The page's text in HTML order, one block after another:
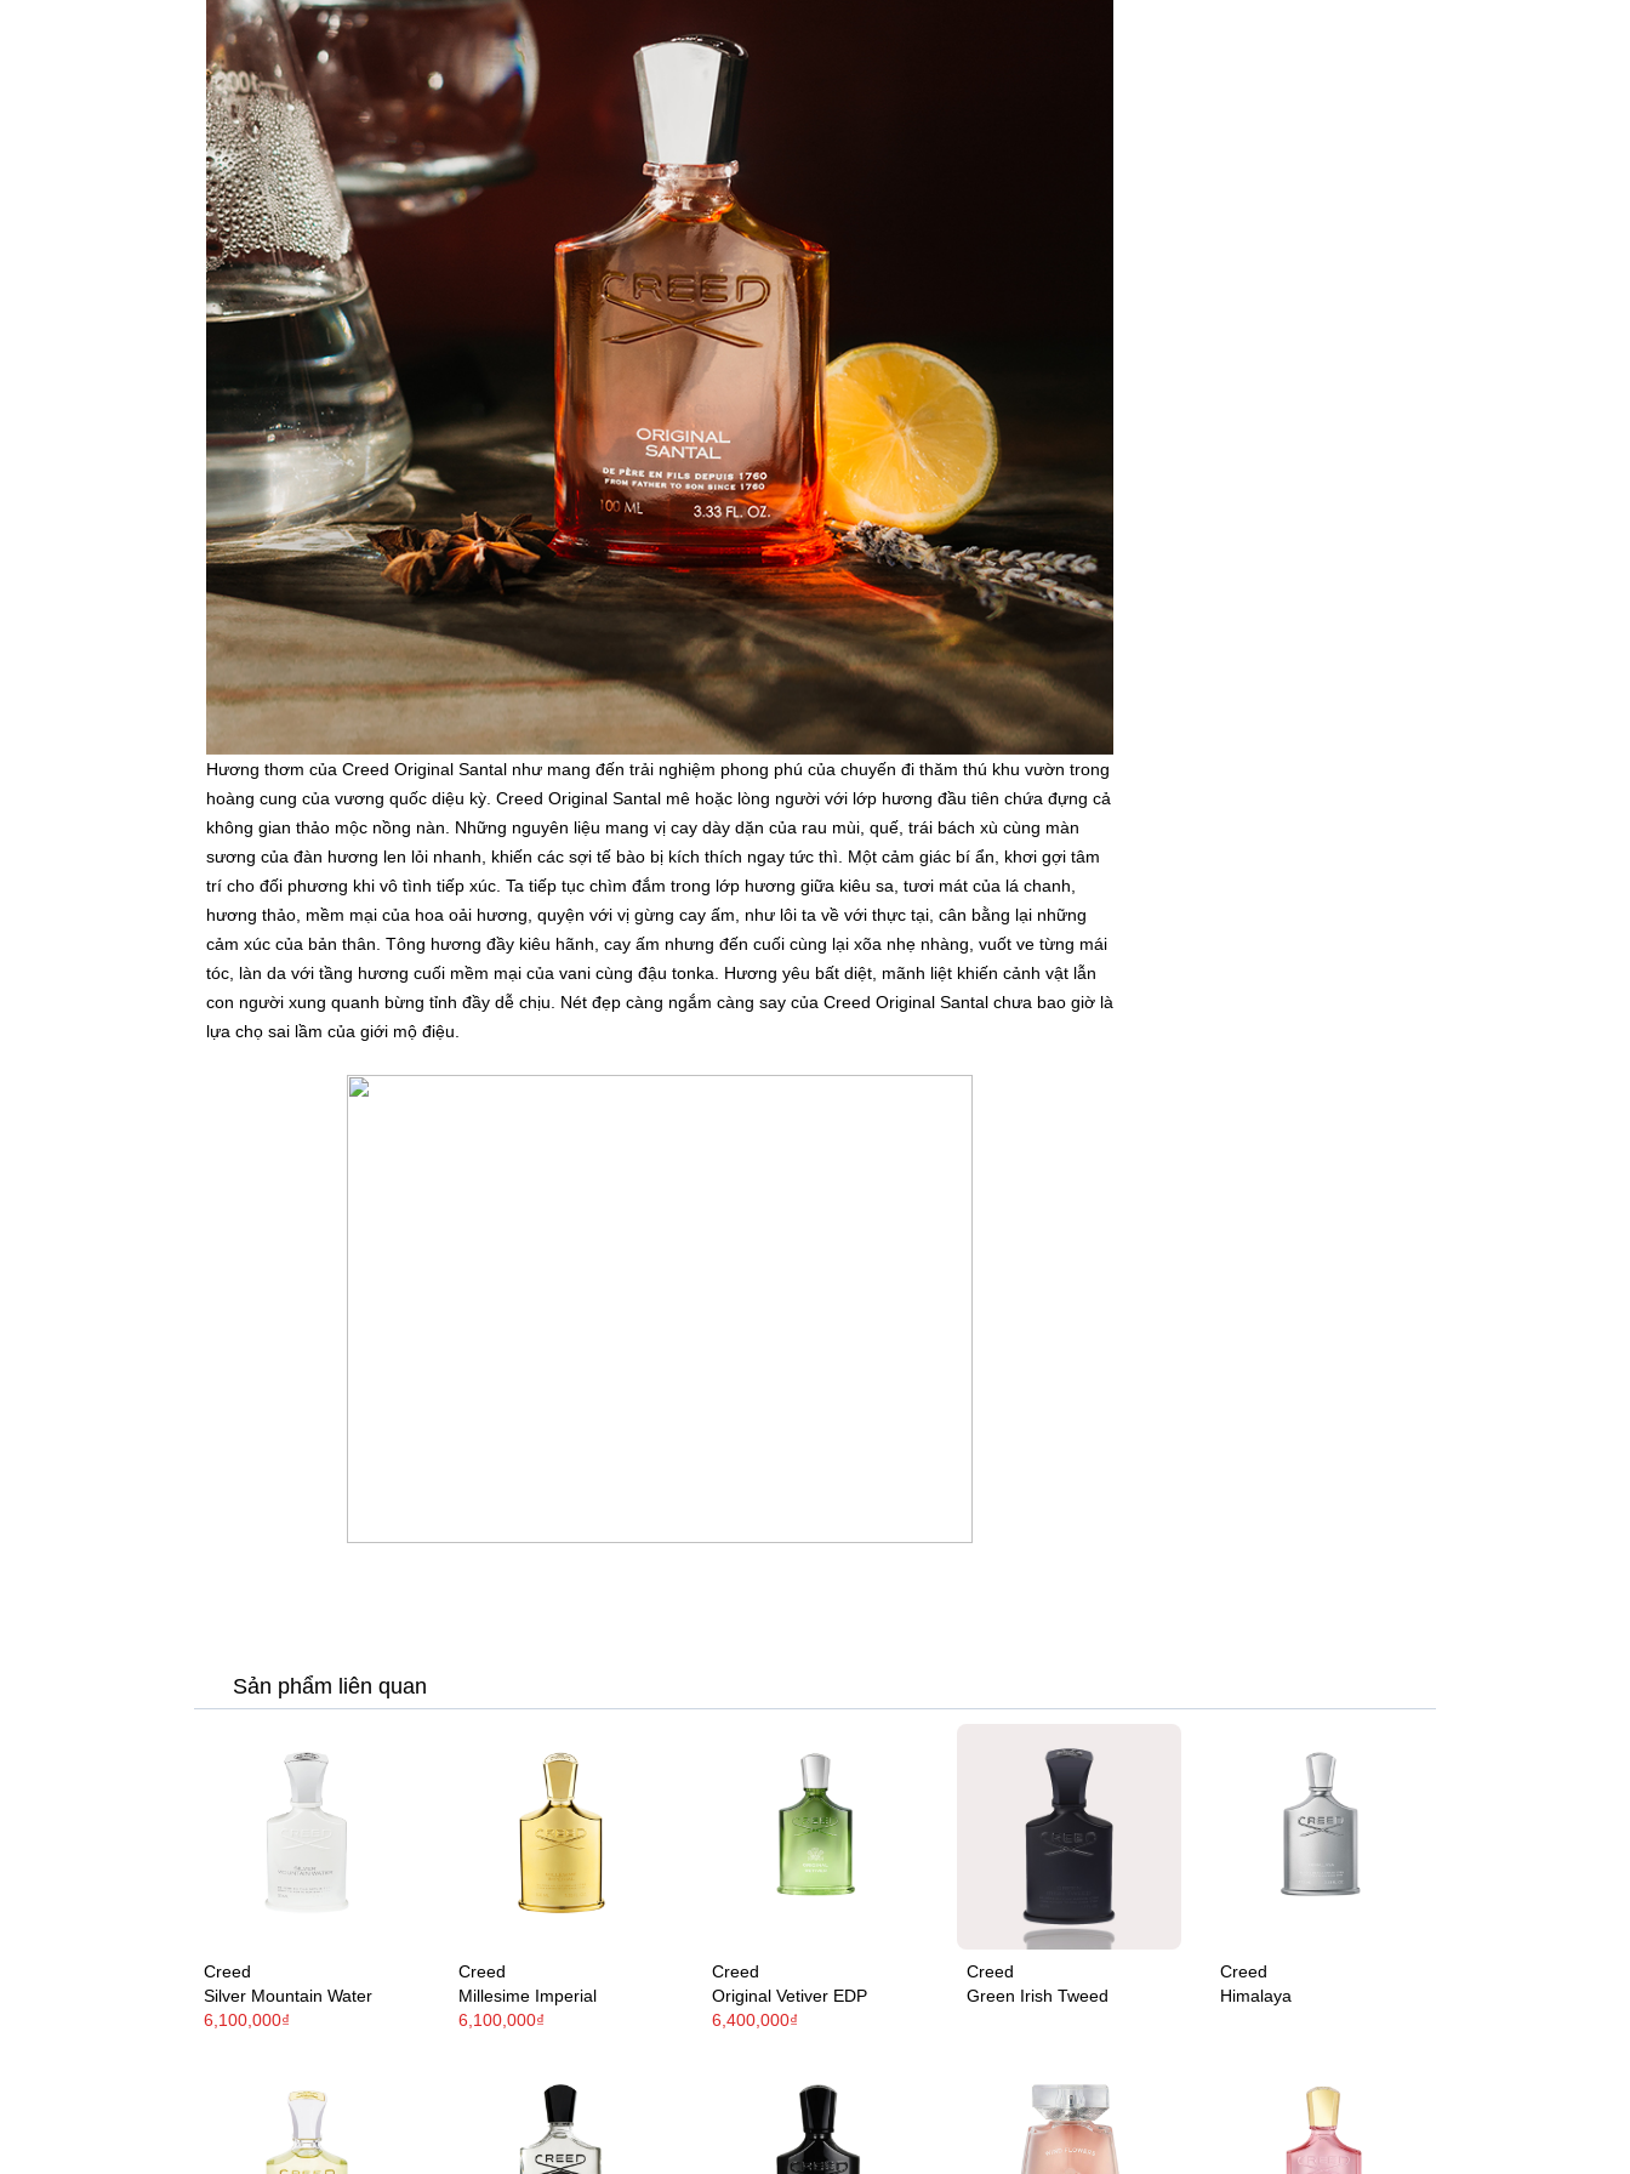
Hương thơm của Creed Original Santal như mang đến trải nghiệm phong phú của chuyến đi thăm thú khu vườn trong
hoàng cung của vương quốc diệu kỳ. Creed Original Santal mê hoặc lòng người với lớp hương đầu tiên chứa đựng cả
không gian thảo mộc nồng nàn. Những nguyên liệu mang vị cay dày dặn của rau mùi, quế, trái bách xù cùng màn
sương của đàn hương len lỏi nhanh, khiến các sợi tế bào bị kích thích ngay tức thì. Một cảm giác bí ẩn, khơi gợi tâm
trí cho đối phương khi vô tình tiếp xúc. Ta tiếp tục chìm đắm trong lớp hương giữa kiêu sa, tươi mát của lá chanh,
hương thảo, mềm mại của hoa oải hương, quyện với vị gừng cay ấm, như lôi ta về với thực tại, cân bằng lại những
cảm xúc của bản thân. Tông hương đầy kiêu hãnh, cay ấm nhưng đến cuối cùng lại xõa nhẹ nhàng, vuốt ve từng mái
tóc, làn da với tầng hương cuối mềm mại của vani cùng đậu tonka. Hương yêu bất diệt, mãnh liệt khiến cảnh vật lẫn
con người xung quanh bừng tỉnh đầy dễ chịu. Nét đẹp càng ngắm càng say của Creed Original Santal chưa bao giờ là
lựa chọ sai lầm của giới mộ điệu.
Sản phẩm liên quan
Creed
Silver Mountain Water
6,100,000₫
Creed
Millesime Imperial
6,100,000₫
Creed
Original Vetiver EDP
6,400,000₫
Creed
Green Irish Tweed
Creed
Himalaya